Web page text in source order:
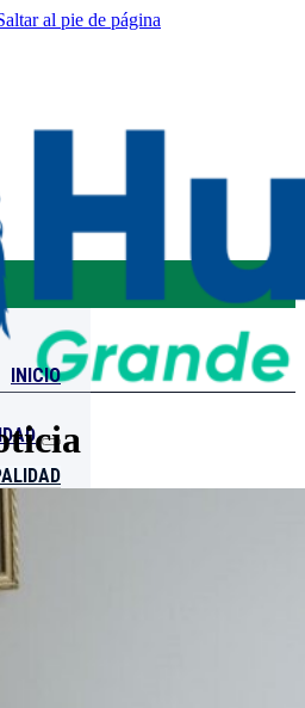
al pie de página
INICIO